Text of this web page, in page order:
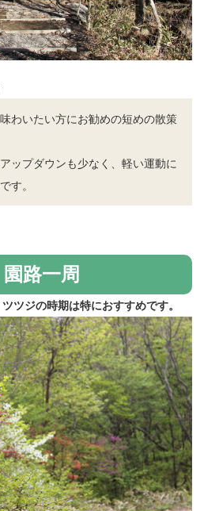
わいたい方にお勧めの短めの散策
ップダウンも少なく、軽い運動に
す。
園路一周
ツジの時期は特におすすめです。